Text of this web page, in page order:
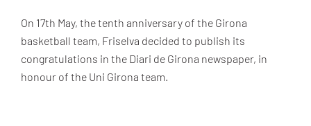
On 17th May, the tenth anniversary of the Girona
basketball team, Friselva decided to publish its
congratulations in the Diari de Girona newspaper, in
honour of the Uni Girona team.